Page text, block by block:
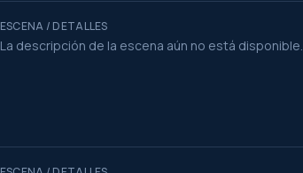
ESCENA / DETALLES
La descripción de la escena aún no está disponible.